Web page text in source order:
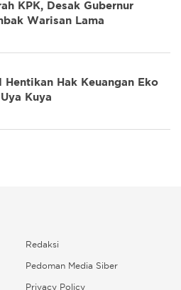
KPK, Desak Gubernur
Warisan Lama
Hentikan Hak Keuangan Eko
Kuya
Redaksi
Pedoman Media Siber
Privacy Policy